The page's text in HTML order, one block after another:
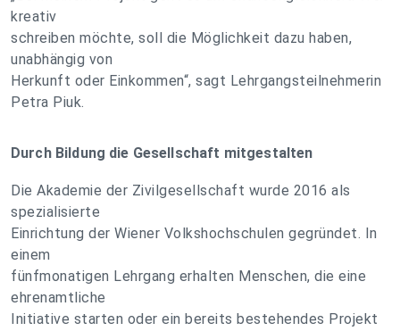
kreativ
schreiben möchte, soll die Möglichkeit dazu haben,
unabhängig von
Herkunft oder Einkommen“, sagt Lehrgangsteilnehmerin
Petra Piuk.
Durch Bildung die Gesellschaft mitgestalten
Die Akademie der Zivilgesellschaft wurde 2016 als
spezialisierte
Einrichtung der Wiener Volkshochschulen gegründet. In
einem
fünfmonatigen Lehrgang erhalten Menschen, die eine
ehrenamtliche
Initiative starten oder ein bereits bestehendes Projekt